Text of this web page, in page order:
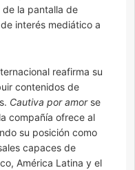
la pantalla de
interés mediático a
reafirma su
contenidos de
Cautiva por amorse
compañía ofrece al
su posición como
capaces de
América Latina y el